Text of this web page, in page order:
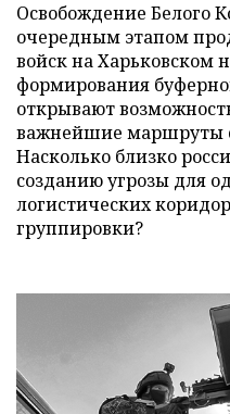
Освобождение Белого
очередным этапом
войск на Харьковском
формирования
открывают
важнейшие маршруты
Насколько близко
созданию угрозы для
логистических
группировки?